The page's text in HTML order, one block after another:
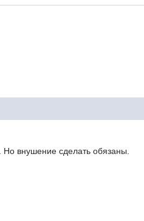
внушение сделать обязаны.